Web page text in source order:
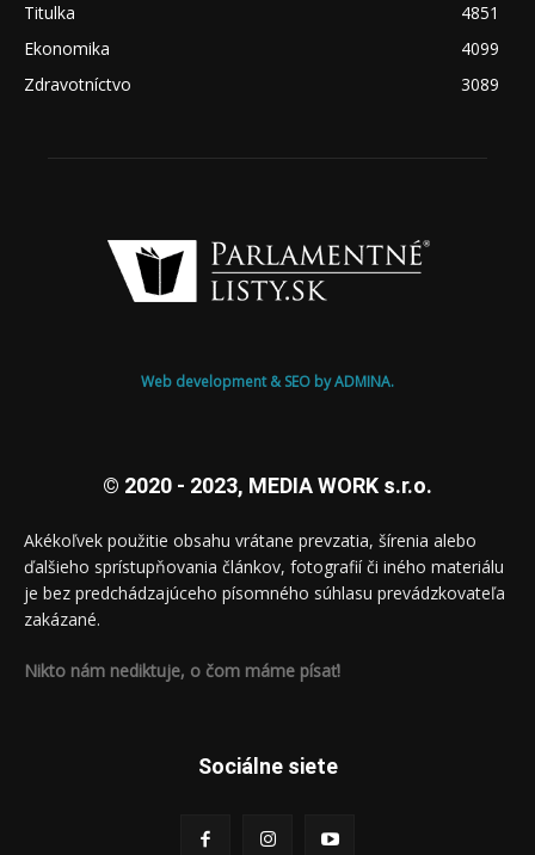
Titulka
4851
Ekonomika
4099
Zdravotníctvo
3089
Web development & SEO by ADMINA.
© 2020 - 2023, MEDIA WORK s.r.o.
Akékoľvek použitie obsahu vrátane prevzatia, šírenia alebo
ďalšieho sprístupňovania článkov, fotografií či iného materiálu
je bez predchádzajúceho písomného súhlasu prevádzkovateľa
zakázané.
Nikto nám nediktuje, o čom máme písať!
Sociálne siete